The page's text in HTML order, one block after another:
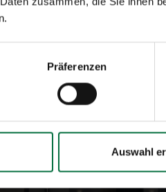
Präferenzen
Auswahl